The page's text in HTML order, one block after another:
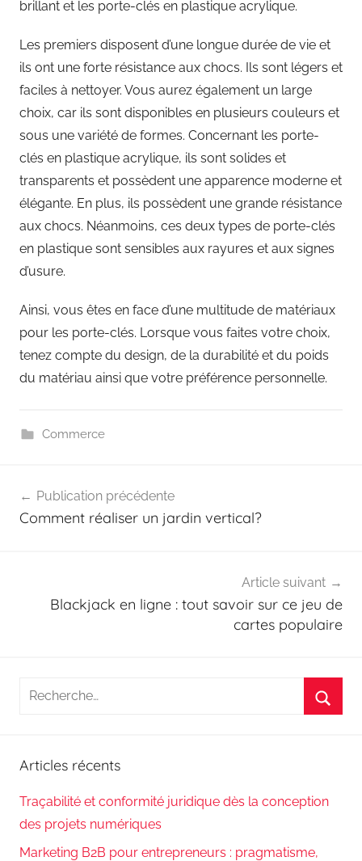
brillant et les porte-clés en plastique acrylique.
Les premiers disposent d’une longue durée de vie et
ils ont une forte résistance aux chocs. Ils sont légers et
faciles à nettoyer. Vous aurez également un large
choix, car ils sont disponibles en plusieurs couleurs et
sous une variété de formes. Concernant les porte-
clés en plastique acrylique, ils sont solides et
transparents et possèdent une apparence moderne et
élégante. En plus, ils possèdent une grande résistance
aux chocs. Néanmoins, ces deux types de porte-clés
en plastique sont sensibles aux rayures et aux signes
d’usure.
Ainsi, vous êtes en face d’une multitude de matériaux
pour les porte-clés. Lorsque vous faites votre choix,
tenez compte du design, de la durabilité et du poids
du matériau ainsi que votre préférence personnelle.
Commerce
de
Publication précédente
Comment réaliser un jardin vertical?
Article suivant
Blackjack en ligne : tout savoir sur ce jeu de
cartes populaire
Recherche
Articles récents
Traçabilité et conformité juridique dès la conception
des projets numériques
Marketing B2B pour entrepreneurs : pragmatisme,